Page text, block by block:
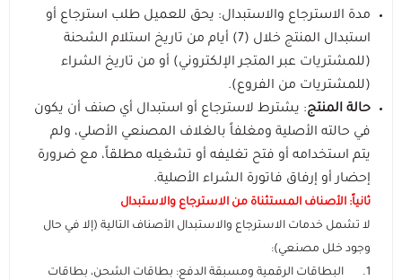
إضاءات للتصوير
عصا السيلفي ومانع الاهتزاز
عرض الكل
ايفون
سامسونج
هونر
الاجهزة اللوحية و ملحقاتها
عرض الكل
ايباد ابل
ايباد سامسونج
الساعات الذكية وسوارات اللياقة
عرض الكل
ساعات ابل
ساعات سامسونج
الماركات التجارية
عروض حصرية
كفرات و حماية الشاشة
مدة الاسترجاع والاستبدال: يحق للعميل طلب استرجاع أو
استبدال المنتج خلال (7) أيام من تاريخ استلام الشحنة
(للمشتريات عبر المتجر الإلكتروني) أو من تاريخ الشراء
(للمشتريات من الفروع).
حالة المنتج: يشترط لاسترجاع أو استبدال أي صنف أن يكون
في حالته الأصلية ومغلفاً بالغلاف المصنعي الأصلي، ولم
يتم استخدامه أو فتح تغليفه أو تشغيله مطلقاً، مع ضرورة
إحضار أو إرفاق فاتورة الشراء الأصلية.
ثانياً: الأصناف المستثناة من الاسترجاع والاستبدال
لا تشمل خدمات الاسترجاع والاستبدال الأصناف التالية (إلا في حال
وجود خلل مصنعي):
1. البطاقات الرقمية ومسبقة الدفع: بطاقات الشحن، بطاقات